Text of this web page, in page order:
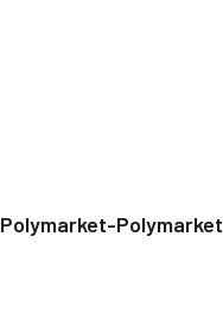
Polymarket-Polymarket